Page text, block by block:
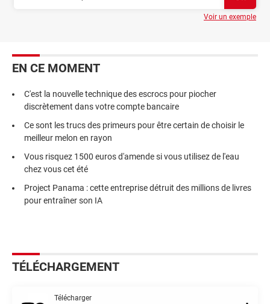
Voir un exemple
EN CE MOMENT
C'est la nouvelle technique des escrocs pour piocher
discrètement dans votre compte bancaire
Ce sont les trucs des primeurs pour être certain de choisir le
meilleur melon en rayon
Vous risquez 1500 euros d'amende si vous utilisez de l'eau
chez vous cet été
Project Panama : cette entreprise détruit des millions de livres
pour entraîner son IA
TÉLÉCHARGEMENT
Télécharger